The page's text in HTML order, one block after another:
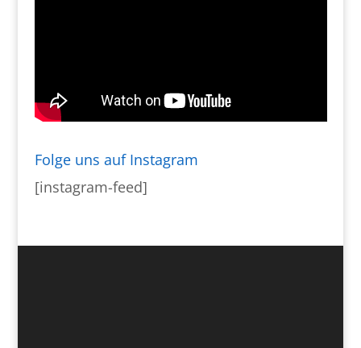
Folge uns auf Instagram
[instagram-feed]